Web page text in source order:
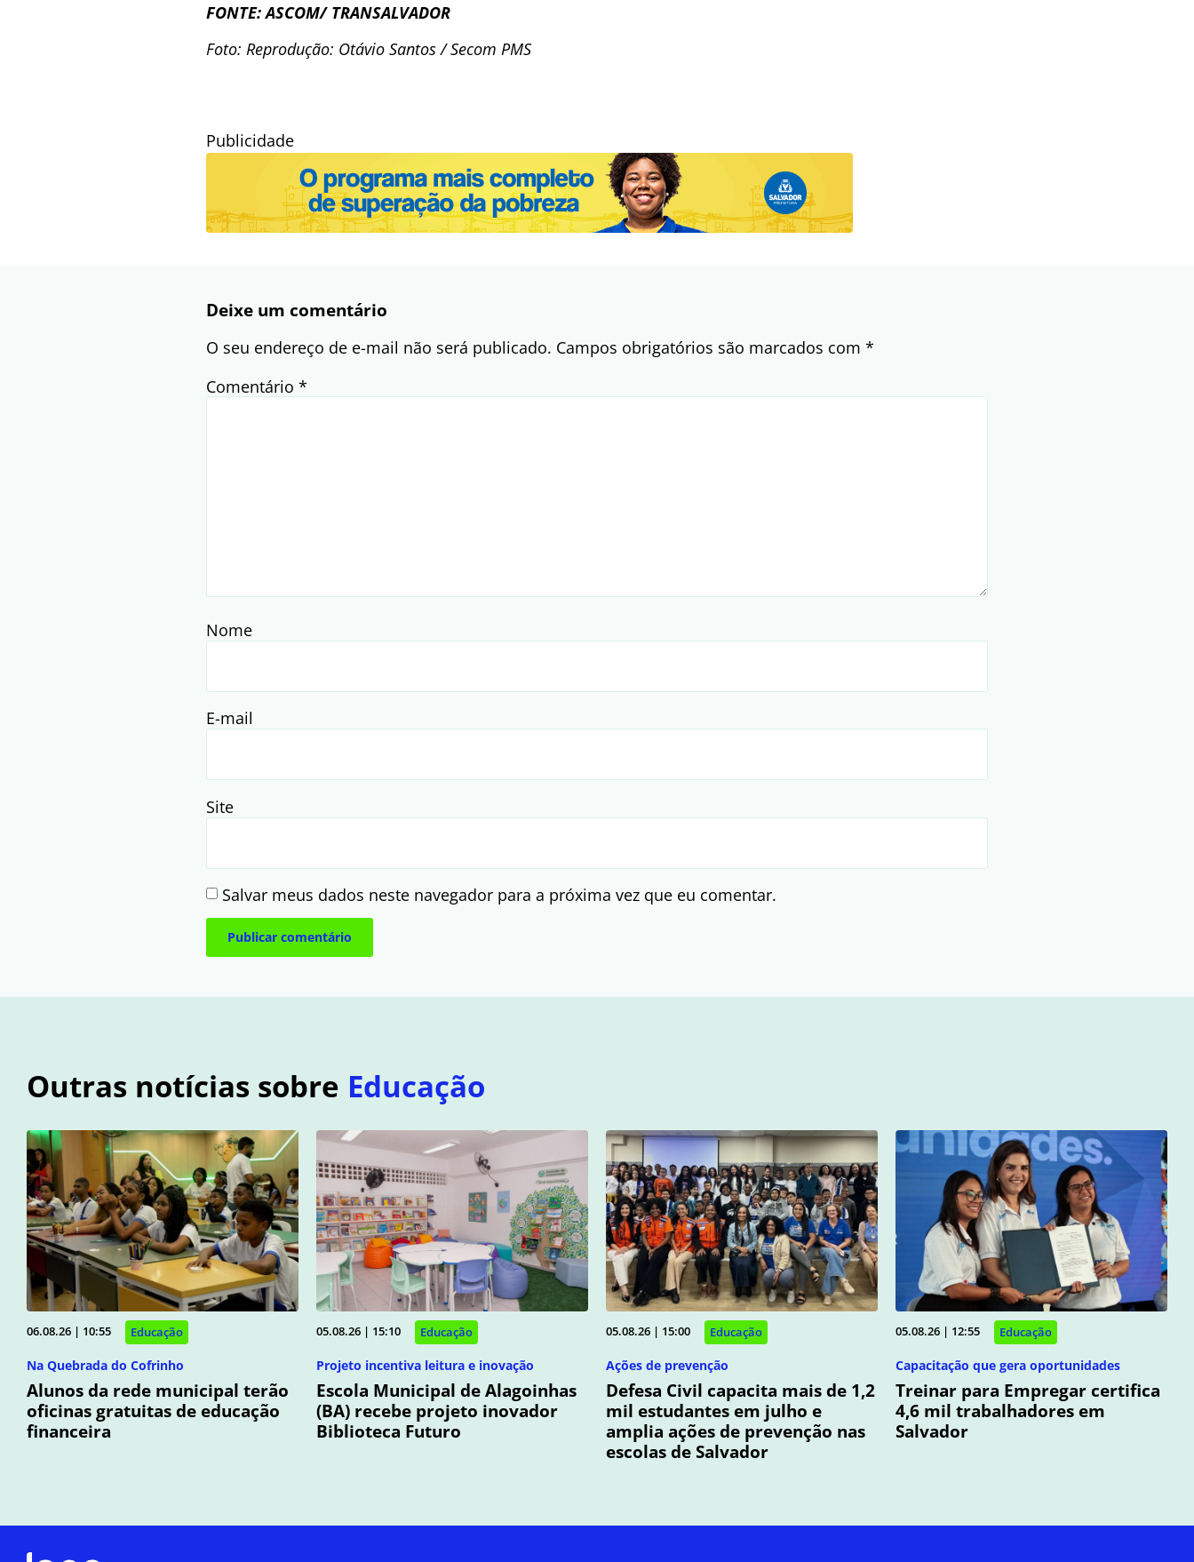
FONTE: ASCOM/ TRANSALVADOR
Foto: Reprodução: Otávio Santos / Secom PMS
Publicidade
Deixe um comentário
O seu endereço de e-mail não será publicado. Campos obrigatórios são marcados com *
Comentário *
Nome
E-mail
Site
Salvar meus dados neste navegador para a próxima vez que eu comentar.
Outras notícias sobre Educação
06.08.26 | 10:55 Educação
Na Quebrada do Cofrinho
Alunos da rede municipal terão
oficinas gratuitas de educação
financeira
05.08.26 | 15:10 Educação
Projeto incentiva leitura e inovação
Escola Municipal de Alagoinhas
(BA) recebe projeto inovador
Biblioteca Futuro
05.08.26 | 15:00 Educação
Ações de prevenção
Defesa Civil capacita mais de 1,2
mil estudantes em julho e
amplia ações de prevenção nas
escolas de Salvador
05.08.26 | 12:55 Educação
Capacitação que gera oportunidades
Treinar para Empregar certifica
4,6 mil trabalhadores em
Salvador